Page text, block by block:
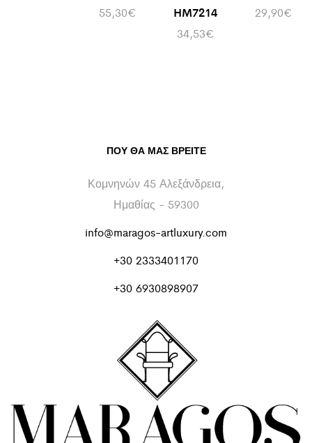
55,30€
HM7214
34,53€
29,90€
ΠΟΥ ΘΑ ΜΑΣ ΒΡΕΊΤΕ
Κομνηνών 45 Αλεξάνδρεια,
Ημαθίας - 59300
info@maragos-artluxury.com
+30 2333401170
+30 6930898907